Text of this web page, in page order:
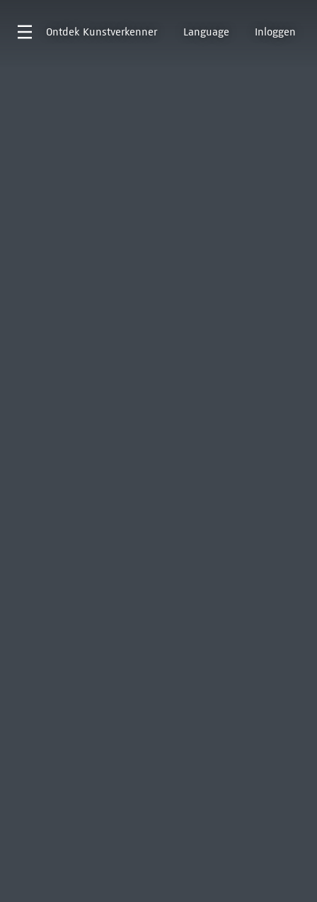
Ontdek Kunstverkenner Language Inloggen